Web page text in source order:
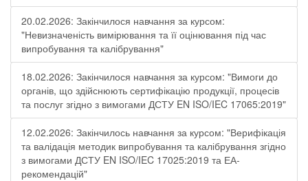
20.02.2026: Закінчилося навчання за курсом:
"Невизначеність вимірювання та її оцінювання під час
випробування та калібрування"
18.02.2026: Закінчилося навчання за курсом: "Вимоги до
органів, що здійснюють сертифікацію продукції, процесів
та послуг згідно з вимогами ДСТУ EN ISO/IEC 17065:2019"
12.02.2026: Закінчилось навчання за курсом: "Верифікація
та валідація методик випробування та калібрування згідно
з вимогами ДСТУ EN ISO/IEC 17025:2019 та ЕА-
рекомендацій"